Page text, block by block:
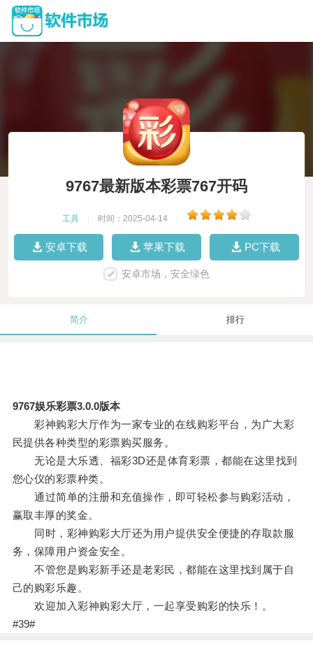
9767最新版本彩票767开码
工具 时间：2025-04-14
安卓下载 苹果下载 PC下载
安卓市场，安全绿色
简介 排行
9767娱乐彩票3.0.0版本
彩神购彩大厅作为一家专业的在线购彩平台，为广大彩
民提供各种类型的彩票购买服务。
无论是大乐透、福彩3D还是体育彩票，都能在这里找到
您心仪的彩票种类。
通过简单的注册和充值操作，即可轻松参与购彩活动，
赢取丰厚的奖金。
同时，彩神购彩大厅还为用户提供安全便捷的存取款服
务，保障用户资金安全。
不管您是购彩新手还是老彩民，都能在这里找到属于自
己的购彩乐趣。
欢迎加入彩神购彩大厅，一起享受购彩的快乐！。
#39#